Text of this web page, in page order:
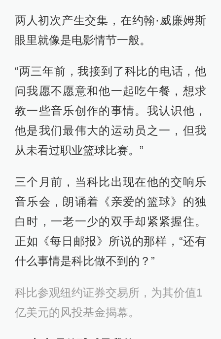
两人初次产生交集，在约翰·威廉姆斯
眼里就像是电影情节一般。
“两三年前，我接到了科比的电话，他
问我愿不愿意和他一起吃午餐，想求
教一些音乐创作的事情。我认识他，
他是我们最伟大的运动员之一，但我
从未看过职业篮球比赛。”
三个月前，当科比出现在他的交响乐
音乐会，朗诵着《亲爱的篮球》的独
白时，一老一少的双手却紧紧握住。
正如《每日邮报》所说的那样，“还有
什么事情是科比做不到的？”
科比参观纽约证券交易所，为其价值1
亿美元的风投基金揭幕。